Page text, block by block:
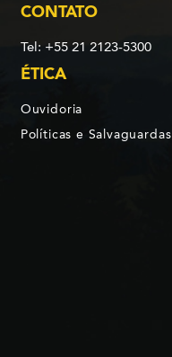
CONTATO
Tel: +55 21 2123-5300
ÉTICA
Ouvidoria
Políticas e Salvaguardas